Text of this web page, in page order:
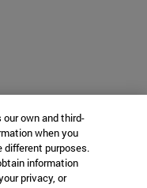
own and third-
when you
different purposes.
information
privacy, or